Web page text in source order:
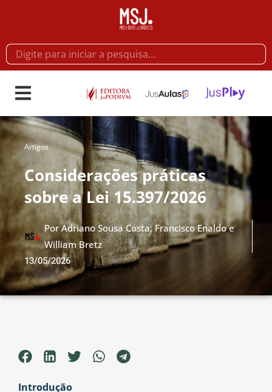
Artigos
Considerações práticas
sobre a Lei 15.397/2026
PorAdriano Sousa Costa, Francisco Enaldo e
William Bretz
13/05/2026
Introdução